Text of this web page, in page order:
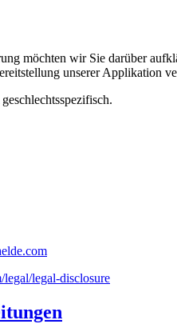
möchten wir Sie darüber
unserer Applikation
legal/legal-disclosure